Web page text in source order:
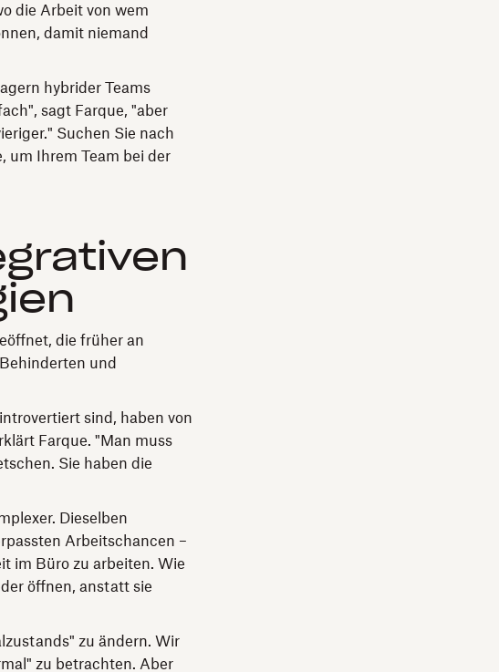
die Arbeit von wem
damit niemand
hybrider Teams
sagt Farque, "aber
Suchen Sie nach
um Ihrem Team bei der
die früher an
und
sind, haben von
Farque. "Man muss
Sie haben die
Dieselben
Arbeitschancen –
im Büro zu arbeiten. Wie
öffnen, anstatt sie
zu ändern. Wir
zu betrachten. Aber